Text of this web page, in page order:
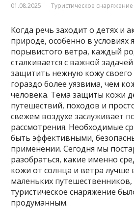
01.08.2025 Туристическое снаряжение
Когда речь заходит о детях и
природе, особенно в условиях
порывистого ветра, каждый
сталкивается с важной
защитить нежную кожу
гораздо более уязвима, чем
человека. Тема защиты кожи
путешествий, походов и
свежем воздухе заслуживает
рассмотрения. Необходимые
быть эффективными,
применении. Сегодня мы
разобраться, какие именно
кожи от солнца и ветра лучше
маленьких
туристическое снаряжение
продуманным.